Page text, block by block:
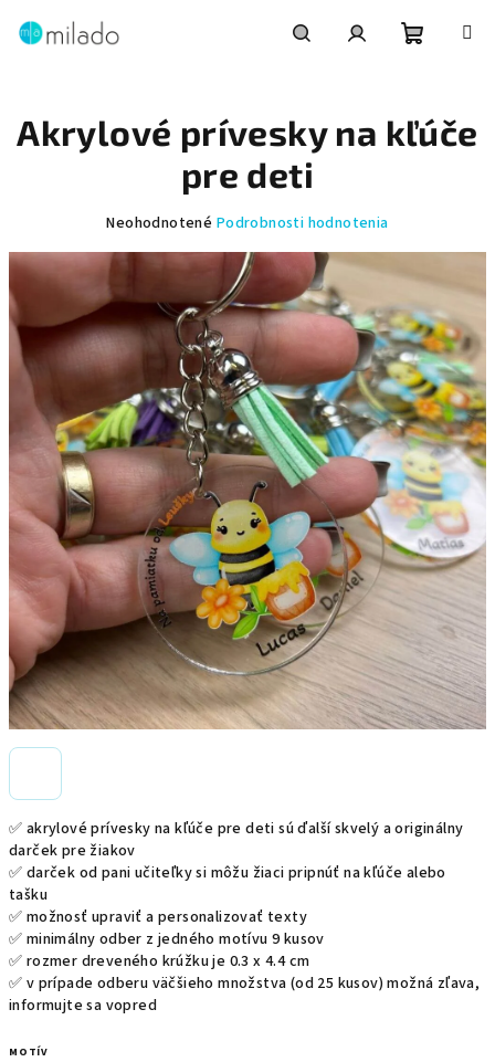
košík
✅ akrylové prívesky na kľúče pre deti sú ďalší skvelý a originálny
darček pre žiakov
✅ darček od pani učiteľky si môžu žiaci pripnúť na kľúče alebo
tašku
✅ možnosť upraviť a personalizovať texty
✅ minimálny odber z jedného motívu 9 kusov
✅ rozmer dreveného krúžku je 0.3 x 4.4 cm
✅ v prípade odberu väčšieho množstva (od 25 kusov) možná zľava,
informujte sa vopred
MOTÍV
Akrylové prívesky na kľúče
pre deti
Priemerné
produktu
je
0,0
z
5
hviezdičiek.
Neohodnotené Podrobnosti hodnotenia